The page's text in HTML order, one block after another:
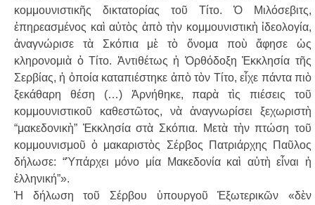
κομμουνιστικῆς δικτατορίας τοῦ Τίτο. Ὁ Μιλόσεβιτς,
ἐπηρεασμένος καὶ αὐτὸς ἀπὸ τὴν κομμουνιστικὴ ἰδεολογία,
ἀναγνώρισε τὰ Σκόπια μὲ τὸ ὄνομα ποὺ ἄφησε ὡς
κληρονομιὰ ὁ Τίτο. Ἀντιθέτως ἡ Ὀρθόδοξη Ἐκκλησία τῆς
Σερβίας, ἡ ὁποία καταπιέστηκε ἀπὸ τὸν Τίτο, εἶχε πάντα πιὸ
ξεκάθαρη θέση (…) Ἀρνήθηκε, παρὰ τὶς πιέσεις τοῦ
κομμουνιστικοῦ καθεστῶτος, νὰ ἀναγνωρίσει ξεχωριστὴ
“μακεδονικὴ” Ἐκκλησία στὰ Σκόπια. Μετὰ τὴν πτώση τοῦ
κομμουνισμοῦ ὁ μακαριστὸς Σέρβος Πατριάρχης Παῦλος
δήλωσε: “Ὑπάρχει μόνο μία Μακεδονία καὶ αὐτὴ εἶναι ἡ
ἑλληνική”».
Ἡ δήλωση τοῦ Σέρβου ὑπουργοῦ Ἐ­ξωτερικῶν «δὲν